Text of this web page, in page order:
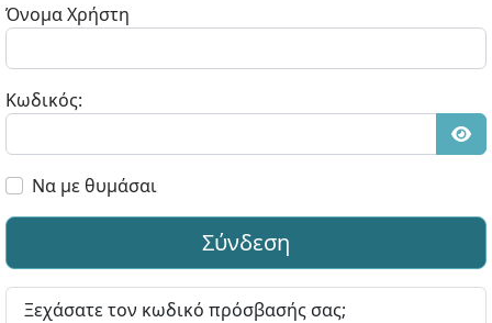
Όνομα Χρήστη
Κωδικός:
Να με θυμάσαι
Σύνδεση
Ξεχάσατε τον κωδικό πρόσβασής σας;